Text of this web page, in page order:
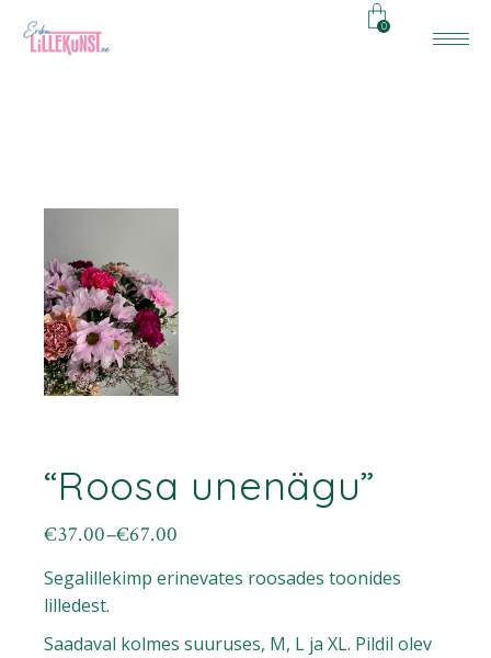
0
“Roosa unenägu”
€37.00–€67.00
Hinnavahemik:
€37.00
kuni
€67.00
Segalillekimp erinevates roosades toonides
lilledest.
Saadaval kolmes suuruses, M, L ja XL. Pildil olev